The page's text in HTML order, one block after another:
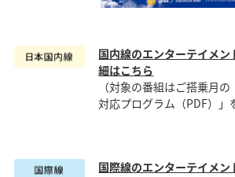
国内線のエンターテイメ
細はこちら
（対象の番組はご搭乗月
対応プログラム（PDF）」
国際線のエンターテイメ